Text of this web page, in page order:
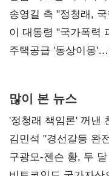
리모델링' 제안
송영길 측 "정청래,
총선 지휘 못해"
이 대통령 "국가폭력
진실 밝혀야"
주택공급 '동상이몽
많이 본 뉴스
'정청래 책임론' 꺼낸
때리기
김민석 "경선갈등 완
사과부터"
구광모-젠슨 황, 두